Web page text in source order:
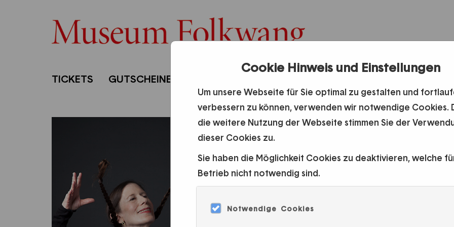
Cookie Hinweis und Einstellungen
Um unsere Webseite für Sie optimal zu gestalten und
verbessern zu können, verwenden wir notwendige Cookies.
die weitere Nutzung der Webseite stimmen Sie der
dieser Cookies zu.
Sie haben die Möglichkeit Cookies zu deaktivieren, welche
Betrieb nicht notwendig sind.
Notwendige Cookies
TICKETS GUTSCHEINE
Konzert Meredith Monk
Mit Katie Geissinger und Allison Sniffin
4. JUNI 2026, 19 Uhr
Museum Folkwang, Karl Ernst Osthaus-Saal
EINLASS ab 18.30 Uhr, Eingang über die Kahrstraße
Präsentiert vom Museum Folkwang und von